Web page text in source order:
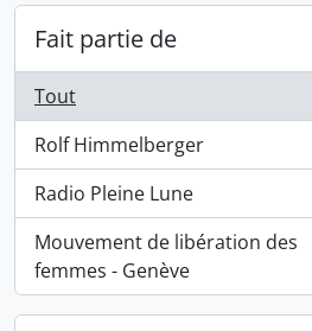
Fait partie de
Tout
Rolf Himmelberger
, 2 résultats
Radio Pleine Lune
, 2 résultats
Mouvement de libération des
femmes - Genève
, 1 résultats